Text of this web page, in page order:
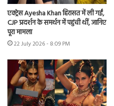
एक्ट्रेस Ayesha Khan हिरासत में ली गईं,
CJP प्रदर्शन के समर्थन में पहुंची थीं, जानिए
पूरा मामला
22 July 2026 - 8:09 PM